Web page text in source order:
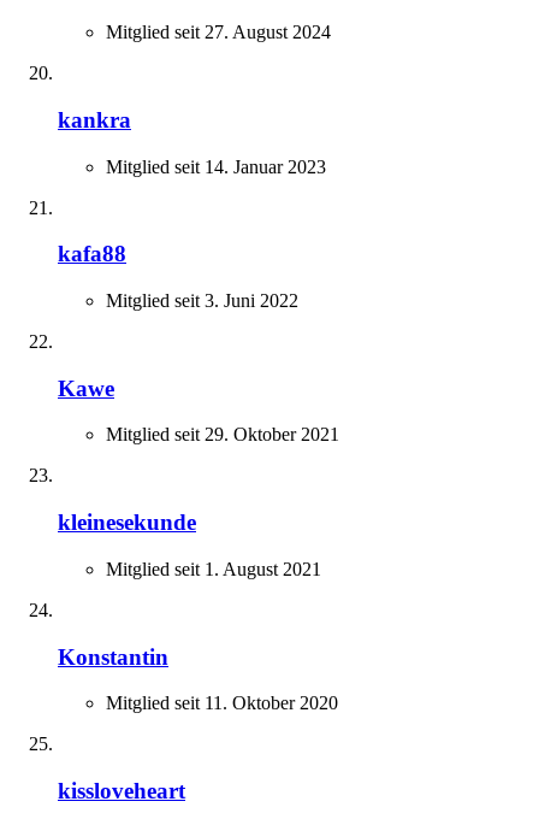
Mitglied seit 27. August 2024
kankra
Mitglied seit 14. Januar 2023
kafa88
Mitglied seit 3. Juni 2022
Kawe
Mitglied seit 29. Oktober 2021
kleinesekunde
Mitglied seit 1. August 2021
Konstantin
Mitglied seit 11. Oktober 2020
kissloveheart